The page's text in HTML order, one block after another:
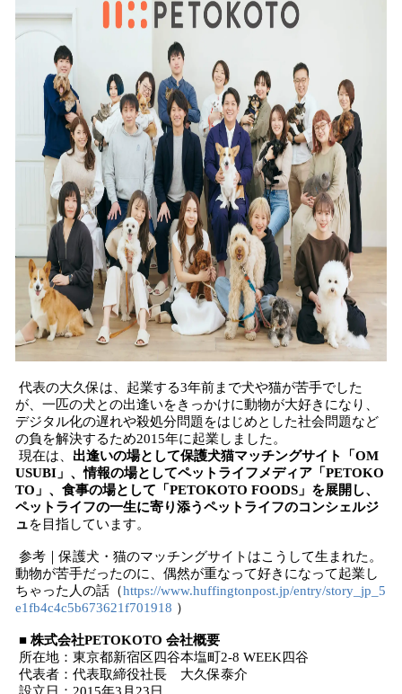
代表の大久保は、起業する3年前まで犬や猫が苦手でした
が、一匹の犬との出逢いをきっかけに動物が大好きになり、
デジタル化の遅れや殺処分問題をはじめとした社会問題など
の負を解決するため2015年に起業しました。
現在は、 出逢いの場として保護犬猫マッチングサイト「OM
USUBI」、情報の場としてペットライフメディア「PETOKO
TO」、食事の場として「PETOKOTO FOODS」を展開し、
ペットライフの一生に寄り添うペットライフのコンシェルジ
ュを目指しています。
参考｜保護犬・猫のマッチングサイトはこうして生まれた。
動物が苦手だったのに、偶然が重なって好きになって起業し
ちゃった人の話（https://www.huffingtonpost.jp/entry/story_jp_5
e1fb4c4c5b673621f701918 ）
■ 株式会社PETOKOTO 会社概要
所在地：東京都新宿区四谷本塩町2-8 WEEK四谷
代表者：代表取締役社長 大久保泰介